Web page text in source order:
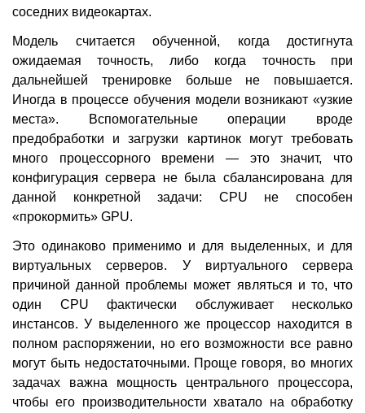
соседних видеокартах.
Модель считается обученной, когда достигнута
ожидаемая точность, либо когда точность при
дальнейшей тренировке больше не повышается.
Иногда в процессе обучения модели возникают «узкие
места». Вспомогательные операции вроде
предобработки и загрузки картинок могут требовать
много процессорного времени — это значит, что
конфигурация сервера не была сбалансирована для
данной конкретной задачи: CPU не способен
«прокормить» GPU.
Это одинаково применимо и для выделенных, и для
виртуальных серверов. У виртуального сервера
причиной данной проблемы может являться и то, что
один CPU фактически обслуживает несколько
инстансов. У выделенного же процессор находится в
полном распоряжении, но его возможности все равно
могут быть недостаточными. Проще говоря, во многих
задачах важна мощность центрального процессора,
чтобы его производительности хватало на обработку